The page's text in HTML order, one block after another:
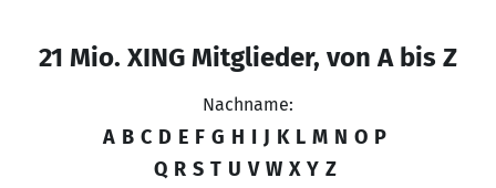
21 Mio. XING Mitglieder, von A bis Z
Nachname:
A B C D E F G H I J K L M N O P
Q R S T U V W X Y Z